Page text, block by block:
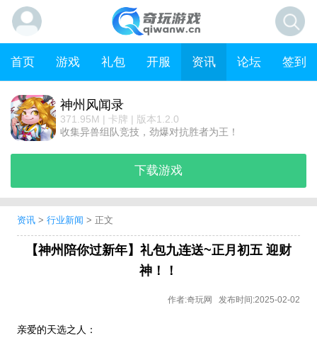
首页 游戏 礼包 开服 资讯 论坛 签到
神州风闻录
371.95M | 卡牌 | 版本1.2.0
收集异兽组队竞技，劲爆对抗胜者为王！
下载游戏
资讯> 行业新闻 > 正文
【神州陪你过新年】礼包九连送~正月初五 迎财
神！！
作者:奇玩网 发布时间:2025-02-02
亲爱的天选之人：